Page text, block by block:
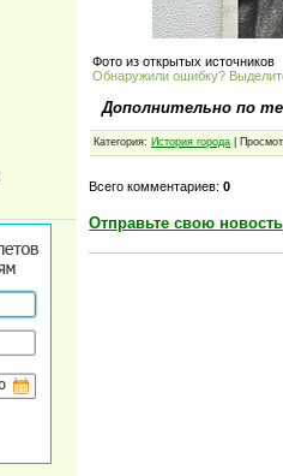
Фото из открытых источников
Обнаружили ошибку?
Дополнительно по
Категория: История города |
Всего комментариев:0
Отправьте свою новость